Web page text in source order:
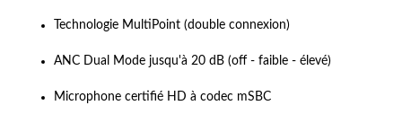
Technologie MultiPoint (double connexion)
ANC Dual Mode jusqu'à 20 dB (off - faible - élevé)
Microphone certifié HD à codec mSBC